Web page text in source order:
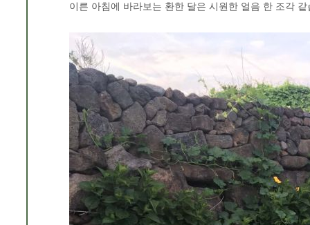
이른 아침에 바라보는 환한 달은 시원한 얼음 한 조각 같